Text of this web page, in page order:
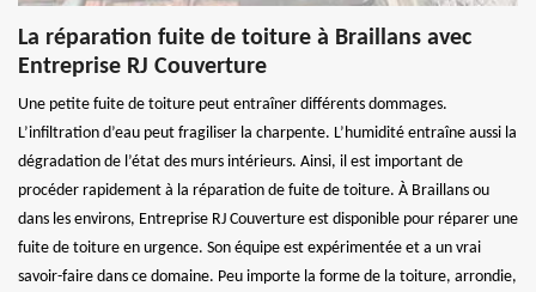
La réparation fuite de toiture à Braillans avec
Entreprise RJ Couverture
Une petite fuite de toiture peut entraîner différents dommages.
L’infiltration d’eau peut fragiliser la charpente. L’humidité entraîne aussi la
dégradation de l’état des murs intérieurs. Ainsi, il est important de
procéder rapidement à la réparation de fuite de toiture. À Braillans ou
dans les environs, Entreprise RJ Couverture est disponible pour réparer une
fuite de toiture en urgence. Son équipe est expérimentée et a un vrai
savoir-faire dans ce domaine. Peu importe la forme de la toiture, arrondie,